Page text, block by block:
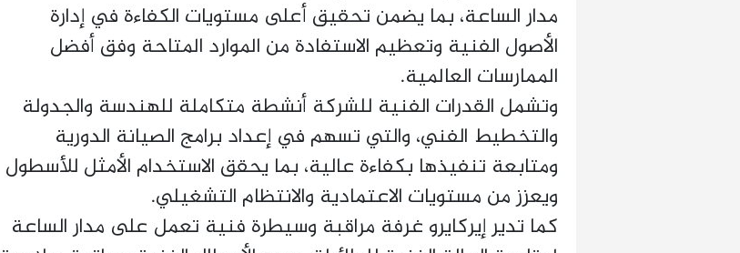
مدار الساعة، بما يضمن تحقيق أعلى مستويات الكفاءة في إدارة
الأصول الفنية وتعظيم الاستفادة من الموارد المتاحة وفق أفضل
الممارسات العالمية.
وتشمل القدرات الفنية للشركة أنشطة متكاملة للهندسة والجدولة
والتخطيط الفني، والتي تسهم في إعداد برامج الصيانة الدورية
ومتابعة تنفيذها بكفاءة عالية، بما يحقق الاستخدام الأمثل للأسطول
ويعزز من مستويات الاعتمادية والانتظام التشغيلي.
كما تدير إيركايرو غرفة مراقبة وسيطرة فنية تعمل على مدار الساعة